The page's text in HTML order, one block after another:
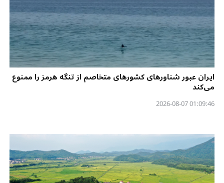
ایران عبور شناورهای کشورهای متخاصم از تنگه هرمز را ممنوع
می‌کند
01:09:46 2026-08-07